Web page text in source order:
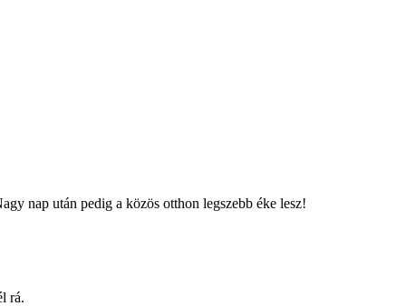
nap után pedig a közös otthon legszebb éke lesz!
rá.